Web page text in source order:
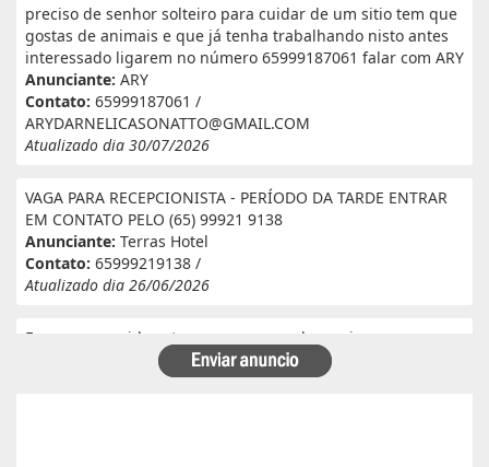
preciso de senhor solteiro para cuidar de um sitio tem que
gostas de animais e que já tenha trabalhando nisto antes
interessado ligarem no número 65999187061 falar com ARY
Anunciante: ARY
Contato: 65999187061 /
ARYDARNELICASONATTO@GMAIL.COM
Atualizado dia 30/07/2026
VAGA PARA RECEPCIONISTA - PERÍODO DA TARDE ENTRAR
EM CONTATO PELO (65) 99921 9138
Anunciante: Terras Hotel
Contato: 65999219138 /
Atualizado dia 26/06/2026
Eu e meu marido estamos a procura de serviço em
fazenda. Eu tenho experiência e referência em cantina, ele
tem experiência e referência em lavoura. Passa veneno,